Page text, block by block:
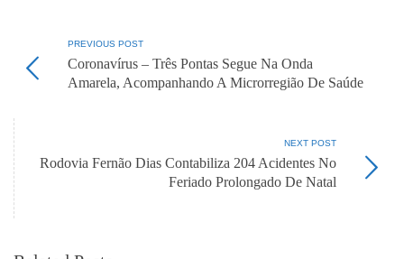
PREVIOUS POST
Coronavírus – Três Pontas Segue Na Onda
Amarela, Acompanhando A Microrregião De Saúde
NEXT POST
Rodovia Fernão Dias Contabiliza 204 Acidentes No
Feriado Prolongado De Natal